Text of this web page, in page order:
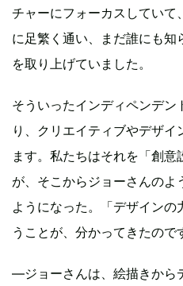
チャーにフォーカスしていて
に足繁く通い、まだ誰にも
を取り上げていました。
そういったインディペンデン
り、クリエイティブやデザイ
ます。私たちはそれを「創
が、そこからジョーさんのよ
ようになった。「デザイン
うことが、分かってきたので
—ジョーさんは、絵描きから